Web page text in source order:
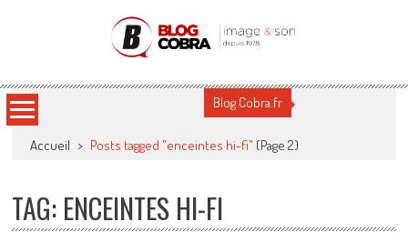
Blog Cobra
Blog Cobra.fr
Accueil > Posts tagged "enceintes hi-fi" (Page 2)
TAG: ENCEINTES HI-FI